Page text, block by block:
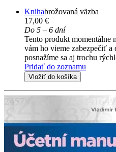
Knihabrožovaná väzba
17,00 €
Do 5 – 6 dní
Tento produkt momentálne
vám ho vieme zabezpečiť
posnažíme sa aj trochu
Pridať do zoznamu
Vložiť do košíka